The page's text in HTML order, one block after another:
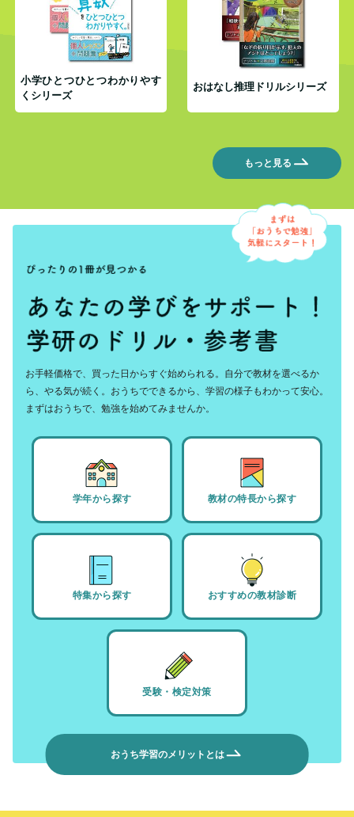
小学ひとつひとつわかりやす
くシリーズ
おはなし推理ドリルシリーズ
もっと見る
お手軽価格で、買った日からすぐ始められる。自分で教材を選べるか
ら、やる気が続く。おうちでできるから、学習の様子もわかって安心。
まずはおうちで、勉強を始めてみませんか。
学年から探す 教材の特長から探す
特集から探す おすすめの教材診断
受験・検定対策
おうち学習のメリットとは